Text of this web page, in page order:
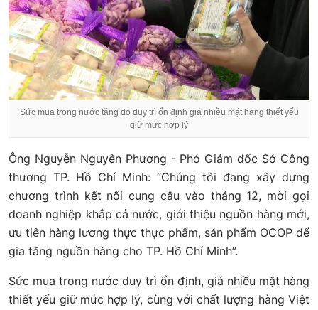
Sức mua trong nước tăng do duy trì ổn định giá nhiều mặt hàng thiết yếu
giữ mức hợp lý
Ông Nguyễn Nguyên Phương - Phó Giám đốc Sở Công
thương TP. Hồ Chí Minh: “Chúng tôi đang xây dựng
chương trình kết nối cung cầu vào tháng 12, mời gọi
doanh nghiệp khắp cả nước, giới thiệu nguồn hàng mới,
ưu tiên hàng lương thực thực phẩm, sản phẩm OCOP để
gia tăng nguồn hàng cho TP. Hồ Chí Minh”.
Sức mua trong nước duy trì ổn định, giá nhiều mặt hàng
thiết yếu giữ mức hợp lý, cùng với chất lượng hàng Việt